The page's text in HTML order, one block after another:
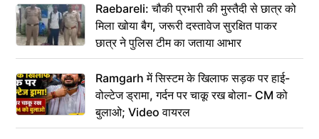
Raebareli: चौकी प्रभारी की मुस्तैदी से छात्र को
मिला खोया बैग, जरूरी दस्तावेज सुरक्षित पाकर
छात्र ने पुलिस टीम का जताया आभार
Ramgarh में सिस्टम के खिलाफ सड़क पर हाई-
वोल्टेज ड्रामा, गर्दन पर चाकू रख बोला- CM को
बुलाओ; Video वायरल